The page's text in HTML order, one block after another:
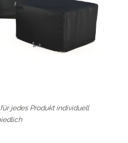
jedes Produkt individuell